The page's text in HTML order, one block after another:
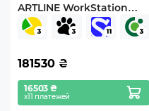
ARTLINE WorkStation
W96 Windows 11 Pro
(W96v70Win)
181530 ₴
16503 ₴
х11 платежей